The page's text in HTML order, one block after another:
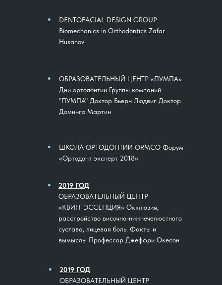
DENTOFACIAL DESIGN GROUP
Biomechanics in Orthodontics Zafar
Husanov
●
ОБРАЗОВАТЕЛЬНЫЙ ЦЕНТР «ПУМПА»
Дни ортодонтии Группы компаний
"ПУМПА" Доктор Бьерн Людвиг Доктор
Доминго Мартин
●
ШКОЛА ОРТОДОНТИИ ORMCO Форум
«Ортодонт эксперт 2018»
●
2019 ГОД
ОБРАЗОВАТЕЛЬНЫЙ ЦЕНТР
«КВИНТЭССЕНЦИЯ» Окклюзия,
расстройство височно-нижнечелюстного
сустава, лицевая боль. Факты и
вымыслы Профессор Джеффри Окесон
●
2019 ГОД
ОБРАЗОВАТЕЛЬНЫЙ ЦЕНТР
●